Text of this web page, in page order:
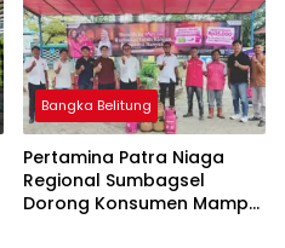
Bangka Belitung
Pertamina Patra Niaga
Regional Sumbagsel
Dorong Konsumen Mampu